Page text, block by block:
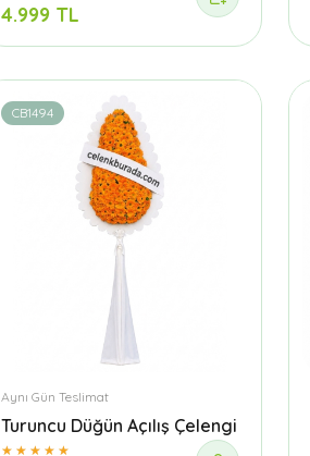
4.999 TL
CB1494
Aynı Gün Teslimat
Turuncu Düğün Açılış Çelengi